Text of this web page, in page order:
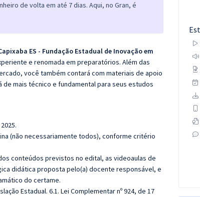
de volta em até 7 dias. Aqui, no Gran, é
ES - Fundação Estadual de Inovação em
e renomada em preparatórios. Além das
você também contará com materiais de apoio
de mais técnico e fundamental para seus estudos
(não necessariamente todos), conforme critério
conteúdos previstos no edital, as videoaulas de
didática proposta pelo(a) docente responsável, e
do certame.
Estadual. 6.1. Lei Complementar nº 924, de 17